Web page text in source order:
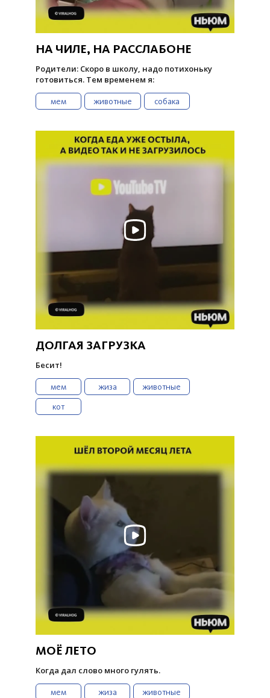
НА ЧИЛЕ, НА РАССЛАБОНЕ
Родители: Скоро в школу, надо потихоньку
готовиться. Тем временем я:
мем животные собака
ДОЛГАЯ ЗАГРУЗКА
Бесит!
мем жиза
животные
кот
МОЁ ЛЕТО
Когда дал слово много гулять.
мем жиза
животные